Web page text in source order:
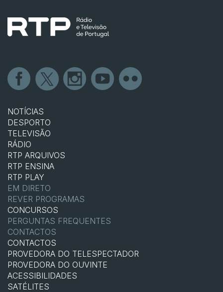
NOTÍCIAS
DESPORTO
TELEVISÃO
RÁDIO
RTP ARQUIVOS
RTP ENSINA
RTP PLAY
EM DIRETO
REVER PROGRAMAS
CONCURSOS
PERGUNTAS FREQUENTES
CONTACTOS
CONTACTOS
PROVEDORA DO TELESPECTADOR
PROVEDORA DO OUVINTE
ACESSIBILIDADES
SATÉLITES